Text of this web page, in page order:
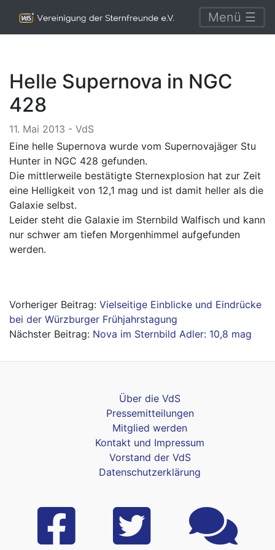
Menü ☰
Helle Supernova in NGC
428
11. Mai 2013 - VdS
Eine helle Supernova wurde vom Supernovajäger Stu
Hunter in NGC 428 gefunden.
Die mittlerweile bestätigte Sternexplosion hat zur Zeit
eine Helligkeit von 12,1 mag und ist damit heller als die
Galaxie selbst.
Leider steht die Galaxie im Sternbild Walfisch und kann
nur schwer am tiefen Morgenhimmel aufgefunden
werden.
BeitragsnavigationVielseitige Einblicke und Eindrücke
bei der Würzburger Frühjahrstagung
Nova im Sternbild Adler: 10,8 mag
Über die VdS
Pressemitteilungen
Mitglied werden
Kontakt und Impressum
Vorstand der VdS
Datenschutzerklärung